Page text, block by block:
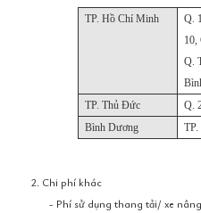
TP. Hồ Chí Minh
Q.
10,
Q.
TP. Thủ Đức
Q.
Bình Dương
2. Chi phí khác
- Phí sử dụng thang tải/ xe